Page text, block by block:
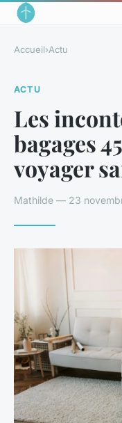
Accueil›Actu
ACTU
Les
bagages
voyager
Mathilde — 23